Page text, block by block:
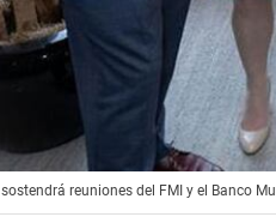
sostendrá reuniones del FMI y el Banco